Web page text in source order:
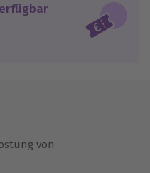
einlösbar.
von